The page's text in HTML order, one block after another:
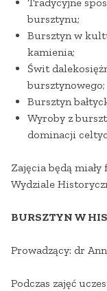
bursztynu;
Bursztyn w
kamienia;
Świt
bursztynowego;
Bursztyn
Wyroby z
dominacji
Zajęcia będą miały
Wydziale
BURSZTYN W
Prowadzący: dr
Podczas zajęć